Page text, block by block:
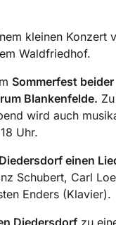
kleinen Konzert
Waldfriedhof.
Sommerfest beider
Blankenfelde.
wird auch
Uhr.
einen
Schubert, Carl
Enders (Klavier).
Diedersdorfzu